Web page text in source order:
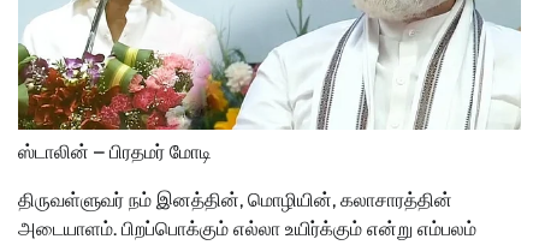
ஸ்டாலின் – பிரதமர் மோடி
திருவள்ளுவர் நம் இனத்தின், மொழியின், கலாசாரத்தின்
அடையாளம். பிறப்பொக்கும் எல்லா உயிர்க்கும் என்று எம்பலம்